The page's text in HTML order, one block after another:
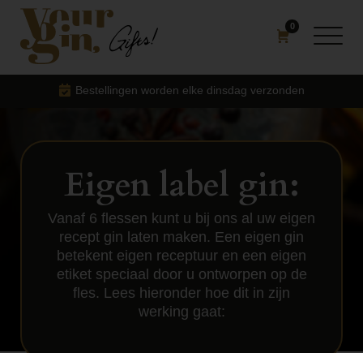
0
Bestellingen worden elke dinsdag verzonden
Eigen label gin:
Vanaf 6 flessen kunt u bij ons al uw eigen
recept gin laten maken. Een eigen gin
betekent eigen receptuur en een eigen
etiket speciaal door u ontworpen op de
fles. Lees hieronder hoe dit in zijn
werking gaat: